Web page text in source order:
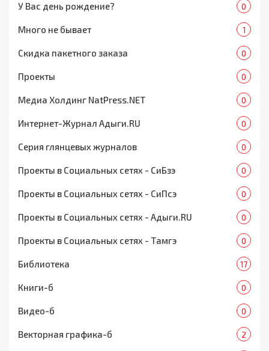
У Вас день рождение? 0
Много не бывает 1
Скидка пакетного заказа 0
Проекты 0
Медиа Холдинг NatPress.NET 0
Интернет-Журнал Адыги.RU 0
Серия глянцевых журналов 0
Проекты в Социальных сетях - СиБзэ 0
Проекты в Социальных сетях - СиПсэ 0
Проекты в Социальных сетях - Адыги.RU 0
Проекты в Социальных сетях - Тамгэ 0
Библиотека 17
Книги-б 0
Видео-б 0
Векторная графика-б 2